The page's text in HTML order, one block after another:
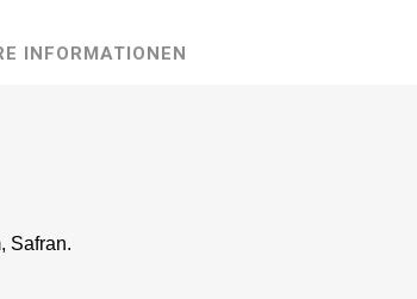
INFORMATIONEN
Safran.